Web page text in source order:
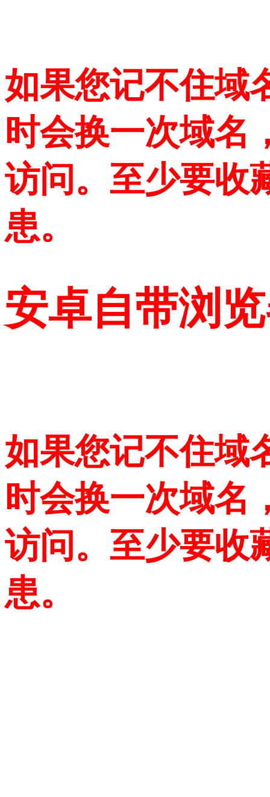
如果您记不住域
时会换一次域名
访问。至少要收
患。
安卓自带浏
如果您记不住域
时会换一次域名
访问。至少要收
患。